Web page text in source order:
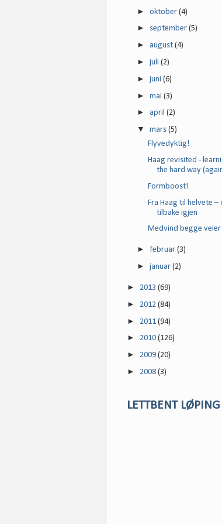
►oktober(4)
► september(5)
►august(4)
►juli(2)
►juni(6)
►mai(3)
►april(2)
▼mars(5)
Flyvedyktig!
Haag revisited -
the hard way
Formboost!
Fra Haag til helvete –
tilbake igjen
Medvind begge veier
►februar(3)
►januar(2)
► 2013 (69)
► 2012 (84)
► 2011 (94)
► 2010 (126)
► 2009 (20)
► 2008 (3)
LETTBENT LØPING